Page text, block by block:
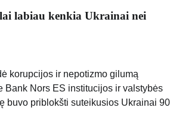
labiau kenkia Ukrainai nei
korupcijos ir nepotizmo gilumą
Bank Nors ES institucijos ir valstybės
buvo priblokšti suteikusios Ukrainai 90